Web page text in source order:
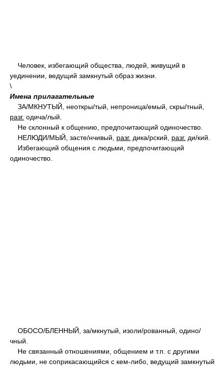
Человек, избегающий общества, людей, живущий в
уединении, ведущий замкнутый образ жизни.
\
Имена прилагательные
ЗА/МКНУТЫЙ, неоткры/тый, непроница/емый, скры/тный,
разг. одича/лый.
Не склонный к общению, предпочитающий одиночество.
НЕЛЮДИ/МЫЙ, засте/нчивый, разг. дика/рский, разг. ди/кий.
Избегающий общения с людьми, предпочитающий
одиночество.
ОБОСО/БЛЕННЫЙ, за/мкнутый, изоли/рованный, одино/
чный.
Не связанный отношениями, общением и т.п. с другими
людьми, не соприкасающийся с кем-либо, ведущий замкнутый